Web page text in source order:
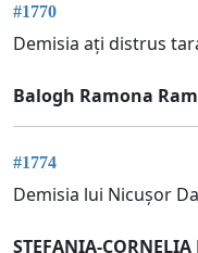
#1770
Demisia ați distrus
Balogh Ramona
#1774
Demisia lui Nicușor
STEFANIA-